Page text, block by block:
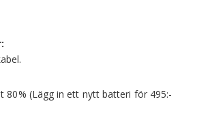
80% (Lägg in ett nytt batteri för 495:-